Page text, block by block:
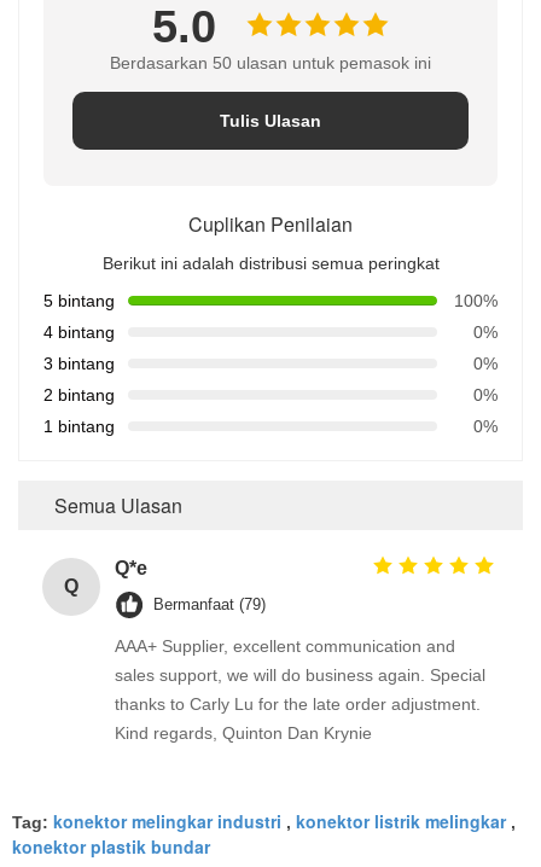
5.0
Berdasarkan 50 ulasan untuk pemasok ini
Tulis Ulasan
Cuplikan Penilaian
Berikut ini adalah distribusi semua peringkat
5 bintang
100%
4 bintang
0%
3 bintang
0%
2 bintang
0%
1 bintang
0%
Semua Ulasan
Q
Q*e
Bermanfaat (79)
AAA+ Supplier, excellent communication and
sales support, we will do business again. Special
thanks to Carly Lu for the late order adjustment.
Kind regards, Quinton Dan Krynie
Tag: konektor melingkar industri , konektor listrik melingkar,
konektor plastik bundar